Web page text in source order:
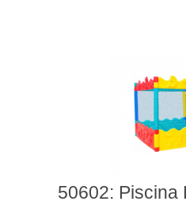
50602: Piscina